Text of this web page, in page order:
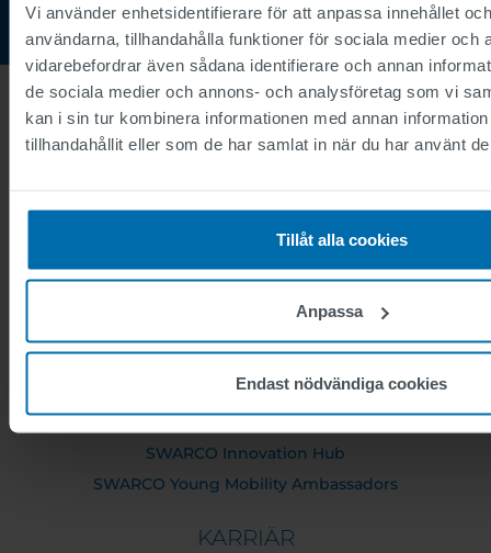
Vi använder enhetsidentifierare för att anpassa innehållet
användarna, tillhandahålla funktioner för sociala medier och
vidarebefordrar även sådana identifierare och annan
de sociala medier och annons- och analysföretag som vi
kan i sin tur kombinera informationen med annan
tillhandahållit eller som de har samlat in när du har använt
Tillåt alla cookies
Anpassa
Endast nödvändiga cookies
OM OSS
Executive Board
Supervisory Board
SWARCO Företag
Partnerskap
SWARCO Innovation Hub
SWARCO Young Mobility Ambassadors
KARRIÄR